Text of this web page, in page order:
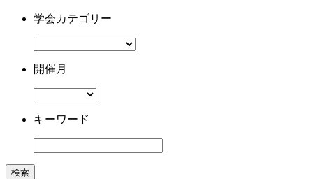
学会カテゴリー
開催月
キーワード
検索